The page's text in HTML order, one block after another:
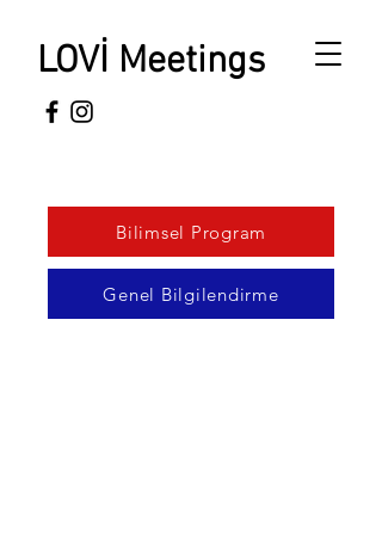
LOVİ Meetings
Bilimsel Program
Genel Bilgilendirme